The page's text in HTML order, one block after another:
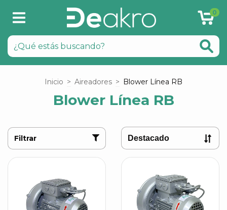
0
Inicio > Aireadores > Blower Línea RB
Blower Línea RB
Filtrar